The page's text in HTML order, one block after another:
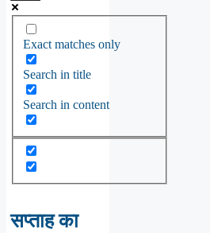
Exact matches only
Search in title
Search in content
सप्ताह का